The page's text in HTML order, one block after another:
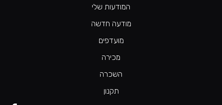
המודעות שלי
מודעה חדשה
מועדפים
מכירה
השכרה
תקנון